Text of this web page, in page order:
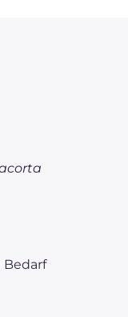
Bedarf